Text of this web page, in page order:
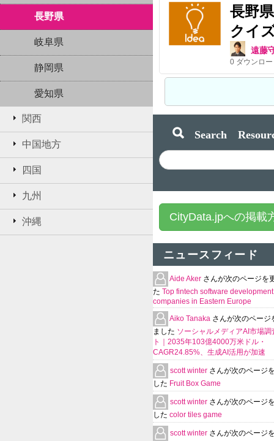
長野県
岐阜県
静岡県
愛知県
関西
中国地方
四国
九州
沖縄
長野
クイ
遠藤
0 ダウンロ
Search
CityData.jpへの掲載
ニュースフィード
Aide Aker さんが次のページを
た Top fintech software development
companies in Eastern Europe
Aiko Tanaka さんが次のページ
ました ソーシャルメディアAI市場調
ト｜2035年103億4000万米ドル・
CAGR24.85%、生成AI活用が加速
scott winter さんが次のページ
した Fruit Box Game
scott winter さんが次のページ
した color tiles game
scott winter さんが次のページ